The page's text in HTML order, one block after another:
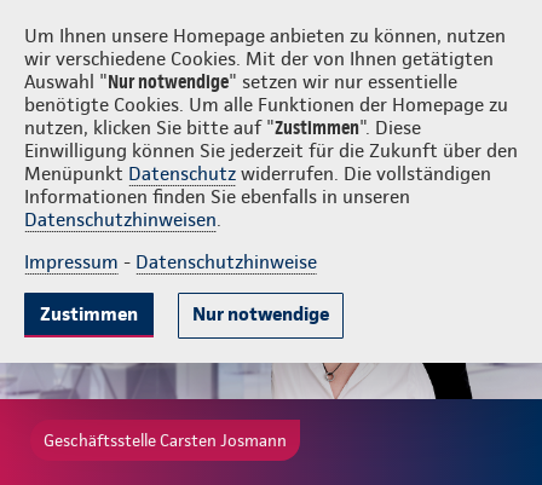
Um Ihnen unsere Homepage anbieten zu können, nutzen
wir verschiedene Cookies. Mit der von Ihnen getätigten
Auswahl "Nur notwendige" setzen wir nur essentielle
benötigte Cookies. Um alle Funktionen der Homepage zu
nutzen, klicken Sie bitte auf "Zustimmen". Diese
Einwilligung können Sie jederzeit für die Zukunft über den
Menüpunkt Datenschutz widerrufen. Die vollständigen
Informationen finden Sie ebenfalls in unseren
Datenschutzhinweisen.
Impressum - Datenschutzhinweise
Zustimmen Nur notwendige
Carsten Josmann Login
Gründe Tarife & Leistungen Wissenswertes Beratung &
Geschäftsstelle Carsten Josmann